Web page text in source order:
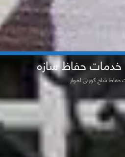
حفاظ سازه
حفاظ شاخ گوزنی اهواز